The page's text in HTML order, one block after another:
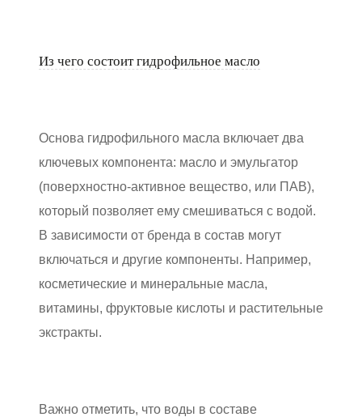
Из чего состоит гидрофильное масло
Основа гидрофильного масла включает два
ключевых компонента: масло и эмульгатор
(поверхностно‑активное вещество, или ПАВ),
который позволяет ему смешиваться с водой.
В зависимости от бренда в состав могут
включаться и другие компоненты. Например,
косметические и минеральные масла,
витамины, фруктовые кислоты и растительные
экстракты.
Важно отметить, что воды в составе